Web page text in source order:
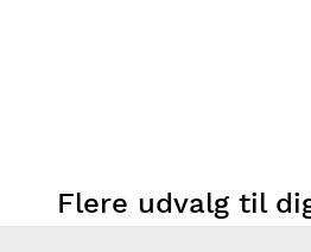
Flere udvalg til